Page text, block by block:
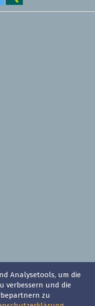
Analysetools, um die
verbessern und die
zu